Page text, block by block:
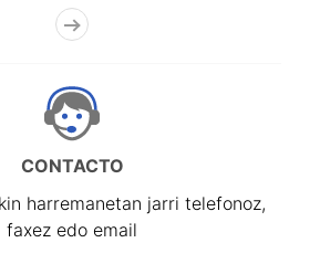
CONTACTO
harremanetan jarri telefonoz,
faxez edo email